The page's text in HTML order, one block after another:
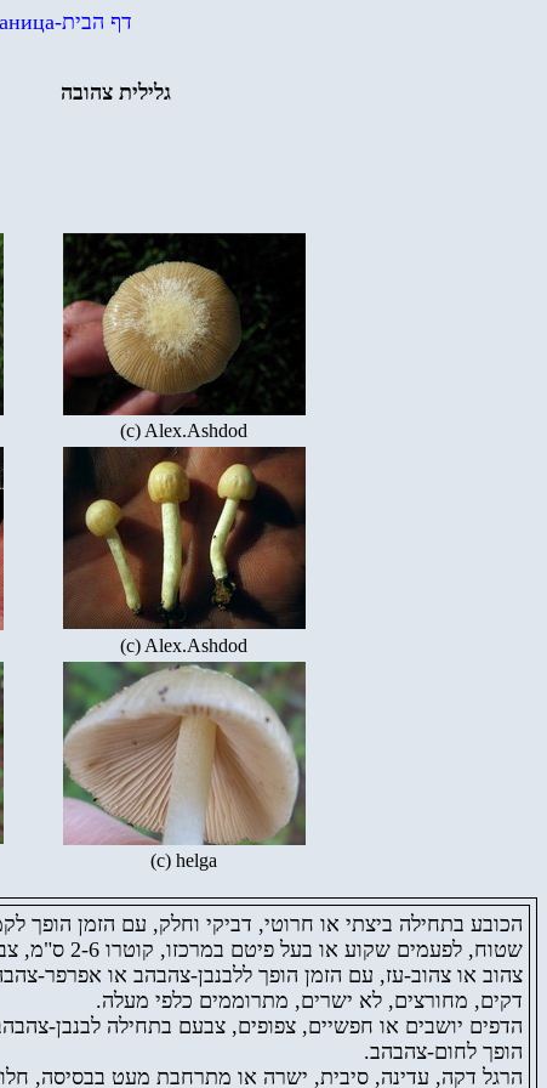
-דף הבית
גלילית צהובה
(c) Alex.Ashdod
(c) Alex.Ashdod
(c) helga
הכובע בתחילה ביצתי או חרוטי, דביקי וחלק, עם הזמן הופך
שטוח, לפעמים שקוע או
צהוב או צהוב-עז, עם הזמן הופך ללבנבן-צהבהב או אפרפר-
דקים, מחורצים, לא ישרים, מתרוממים כלפי מעלה.
הדפים יושבים או חפשיים, צפופים, צבעם בתחילה לבנבן-
הופך לחום-צהבהב.
הרגל דקה, עדינה, סיבית, ישרה או מתרחבת מעט בבסיסה,